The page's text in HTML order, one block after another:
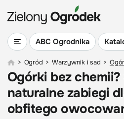
ABC Ogrodnika
> Ogród > Warzywnik i sad >
Ogórki bez
naturalne zabiegi
obfitego